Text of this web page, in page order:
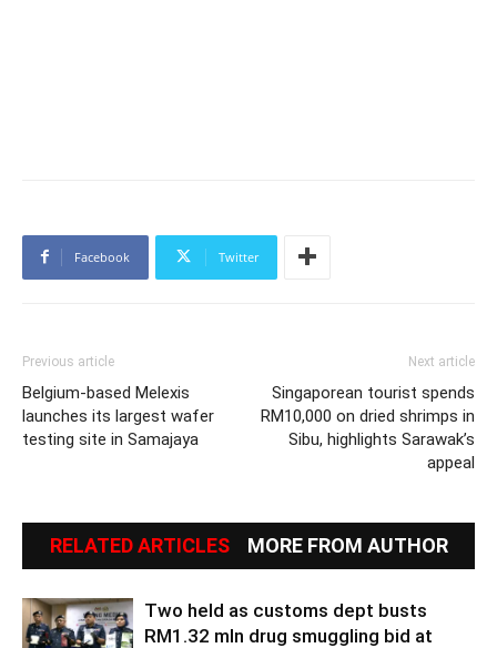
Facebook Twitter
Previous article
Belgium-based Melexis
launches its largest wafer
testing site in Samajaya
Next article
Singaporean tourist spends
RM10,000 on dried shrimps in
Sibu, highlights Sarawak’s
appeal
RELATED ARTICLES MORE FROM AUTHOR
Two held as customs dept busts
RM1.32 mln drug smuggling bid at